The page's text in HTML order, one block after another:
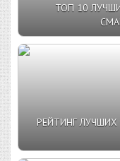
ТОП 10
РЕЙТИНГ